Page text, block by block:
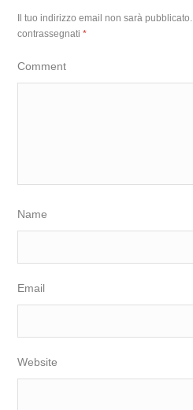
Il tuo indirizzo email non sarà pubblicato.
contrassegnati*
Comment
Name
Email
Website